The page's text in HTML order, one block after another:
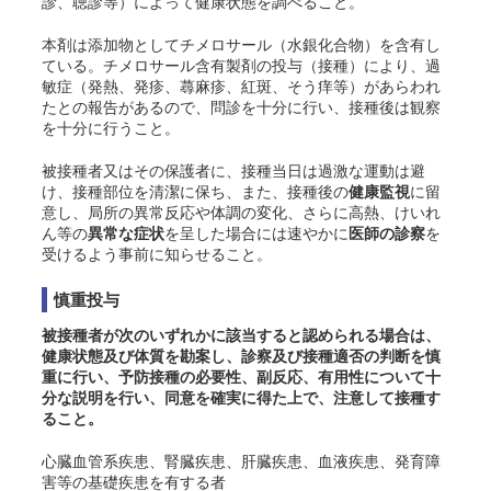
本剤は添加物としてチメロサール（水銀化合物）を含有し
ている。チメロサール含有製剤の投与（接種）により、過
敏症（発熱、発疹、蕁麻疹、紅斑、そう痒等）があらわれ
たとの報告があるので、問診を十分に行い、接種後は観察
を十分に行うこと。
被接種者又はその保護者に、接種当日は過激な運動は避
け、接種部位を清潔に保ち、また、接種後の健康監視に留
意し、局所の異常反応や体調の変化、さらに高熱、けいれ
ん等の異常な症状を呈した場合には速やかに 医師の診察を
受けるよう事前に知らせること。
慎重投与
被接種者が次のいずれかに該当すると認められる場合は、
健康状態及び体質を勘案し、診察及び接種適否の判断を慎
重に行い、予防接種の必要性、副反応、有用性について十
分な説明を行い、同意を確実に得た上で、注意して接種す
ること。
心臓血管系疾患、腎臓疾患、肝臓疾患、血液疾患、発育障
害等の基礎疾患を有する者